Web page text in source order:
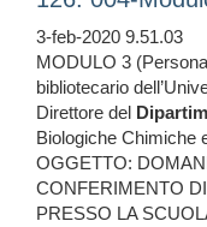
3-feb-2020 9.51.03
MODULO 3
bibliotecario
Direttore del
Biologiche Chimiche
OGGETTO:
CONFERIMENTO DI
PRESSO LA